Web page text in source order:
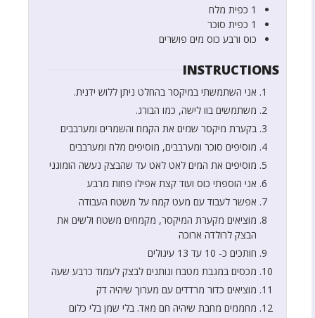
1 כפית מלח
1 כפית סוכר
כוס ורבע כוס מים פושרים
INSTRUCTIONS
אני השתמשתי במיקסר בהחלט ניתן ללוש ידנית.
משתמשים בוו לישה, כמו הבורג.
בקערת מיקסר שמים את הקמח והשמרים ומערבבים
מוסיפים סוכר ומערבבים, מוסיפים מלח ומערבבים
מוסיפים את המים לאט לאט עד שהבצק נעשה הומוגני
אני הוספתי כוס ועוד קצת אפילו פחות מרבע
אפשר לעבוד עם מעט קמח על משטח העבודה
מוציאים מקערת המיקסר, מקמחים משטח ולשים את
הבצק לרולדה ארוכה
חותכים כ- 10 עד 13 עיגולים
מכסים במגבת מטבח ונותנים לבצק לעמוד כרבע שעה
מוציאים כדור מרדדים עם מערוך שיהיה דק
מחממים מחבת שיהיה חם מאד. בלי שמן בלי כלום